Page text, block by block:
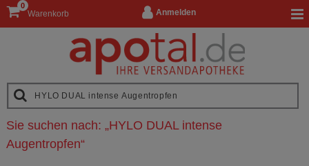
Anmelden
Warenkorb
0
Sie suchen nach: „HYLO DUAL intense
Augentropfen“